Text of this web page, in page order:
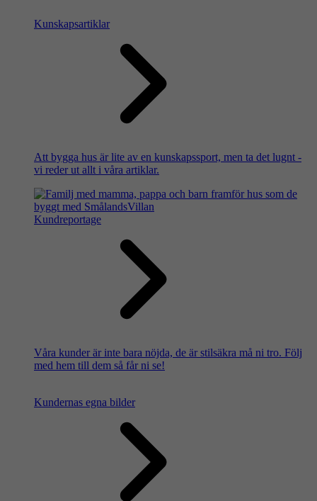
Kunskapsartiklar
Att bygga hus är lite av en kunskapssport, men ta det lugnt -
vi reder ut allt i våra artiklar.
Kundreportage
Våra kunder är inte bara nöjda, de är stilsäkra må ni tro. Följ
med hem till dem så får ni se!
Kundernas egna bilder